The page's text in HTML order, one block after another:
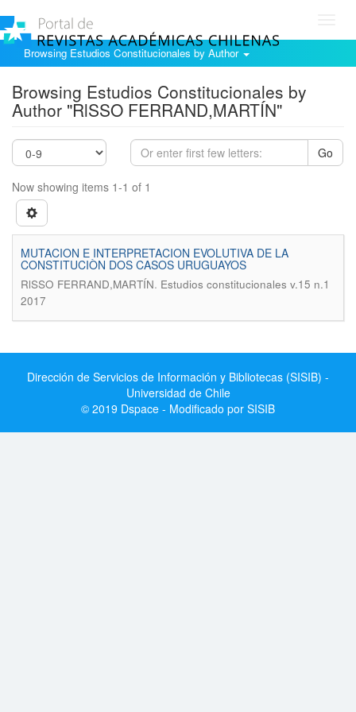
Browsing Estudios Constitucionales by Author
Browsing Estudios Constitucionales by
Author "RlSSO FERRAND,MARTÍN"
Go
Now showing items 1-1 of 1
MUTACION E INTERPRETACION EVOLUTIVA DE LA
CONSTITUCIÒN DOS CASOS URUGUAYOS
RlSSO FERRAND,MARTÍN. Estudios constitucionales v.15 n.1
2017
Dirección de Servicios de Información y Bibliotecas (SISIB) -
Universidad de Chile
© 2019 Dspace - Modificado por SISIB